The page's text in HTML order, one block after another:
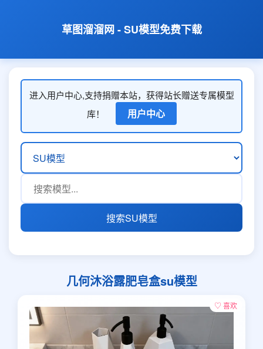
草图溜溜网 - SU模型免费下载
进入用户中心,支持捐赠本站，获得站长赠送专属模型
库！
用户中心
搜索SU模型
几何沐浴露肥皂盒su模型
♡ 喜欢